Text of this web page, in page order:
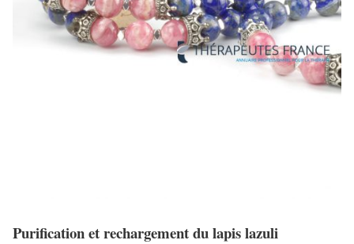
Purification et rechargement du lapis lazuli